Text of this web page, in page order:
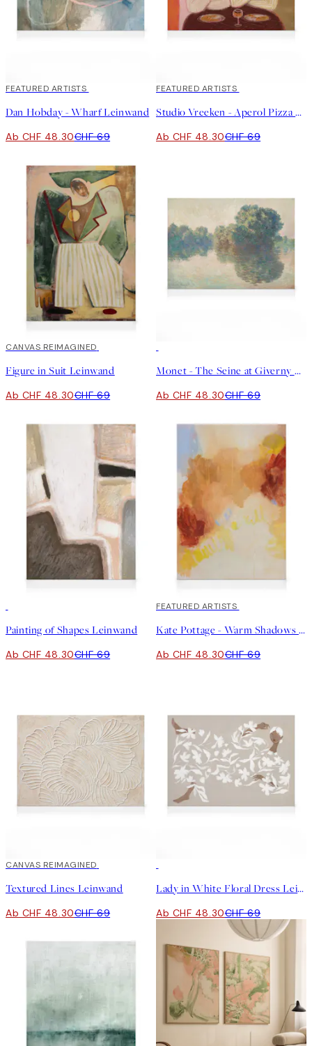
30%*
FEATURED ARTISTS
Dan Hobday - Wharf Leinwand
Ab CHF 48.30CHF 69
30%*
FEATURED ARTISTS
Studio Vreeken - Aperol Pizza Party Leinwand
Ab CHF 48.30CHF 69
30%*
CANVAS REIMAGINED
Figure in Suit Leinwand
Ab CHF 48.30CHF 69
Monet - The Seine at Giverny Leinwand
Ab CHF 48.30CHF 69
Painting of Shapes Leinwand
Ab CHF 48.30CHF 69
30%*
FEATURED ARTISTS
Kate Pottage - Warm Shadows Leinwand
Ab CHF 48.30CHF 69
30%*
CANVAS REIMAGINED
Textured Lines Leinwand
Ab CHF 48.30CHF 69
Lady in White Floral Dress Leinwand
Ab CHF 48.30CHF 69